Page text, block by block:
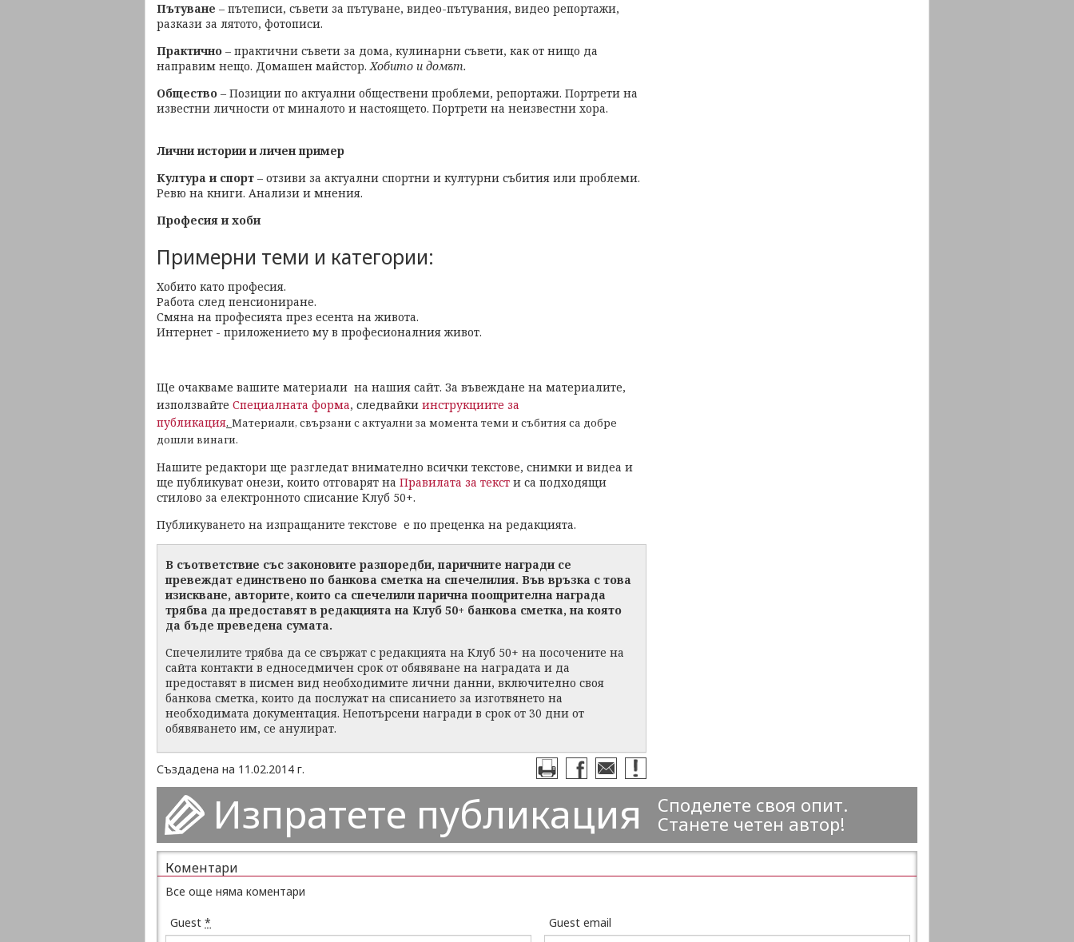
Пътуване – пътеписи, съвети за пътуване, видео-пътувания, видео репортажи,
разкази за лятото, фотописи.
Практично – практични съвети за дома, кулинарни съвети, как от нищо да
направим нещо. Домашен майстор. Хобито и домът.
Общество – Позиции по актуални обществени проблеми, репортажи. Портрети на
известни личности от миналото и настоящето. Портрети на неизвестни хора.
Лични истории и личен пример
Култура и спорт – отзиви за актуални спортни и културни събития или проблеми.
Ревю на книги. Анализи и мнения.
Професия и хоби
Примерни теми и категории:
Хобито като професия.
Работа след пенсиониране.
Смяна на професията през есента на живота.
Интернет - приложението му в професионалния живот.
Ще очакваме вашите материали на нашия сайт. За въвеждане на материалите,
използвайте Специалната форма, следвайки инструкциите за
публикация. Материали, свързани с актуални за момента теми и събития са добре
дошли винаги.
Нашите редактори ще разгледат внимателно всички текстове, снимки и видеа и
ще публикуват онези, които отговарят на Правилата за текст и са подходящи
стилово за електронното списание Клуб 50+.
Публикуването на изпращаните текстове е по преценка на редакцията.
В съответствие със законовите разпоредби, паричните награди се
превеждат единствено по банкова сметка на спечелилия. Във връзка с това
изискване, авторите, които са спечелили парична поощрителна награда
трябва да предоставят в редакцията на Клуб 50+ банкова сметка, на която
да бъде преведена сумата.
Спечелилите трябва да се свържат с редакцията на Клуб 50+ на посочените на
сайта контакти в едноседмичен срок от обявяване на наградата и да
предоставят в писмен вид необходимите лични данни, включително своя
банкова сметка, които да послужат на списанието за изготвянето на
необходимата документация. Непотърсени награди в срок от 30 дни от
обявяването им, се анулират.
Създадена на 11.02.2014 г.
Изпратете публикация
Споделете своя опит.
Станете четен автор!
Коментари
Все още няма коментари
Guest * Guest email